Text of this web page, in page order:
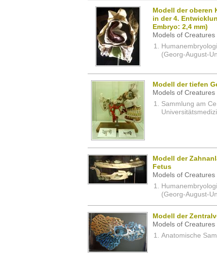
Modell der oberen
in der 4.
Embryo: 2,4 mm)
Models of
(Georg-August-
Modell der tiefen
Models of
Sammlung am
Modell der
Fetus
Models of
(Georg-August-
Modell der
Models of
Anatomische